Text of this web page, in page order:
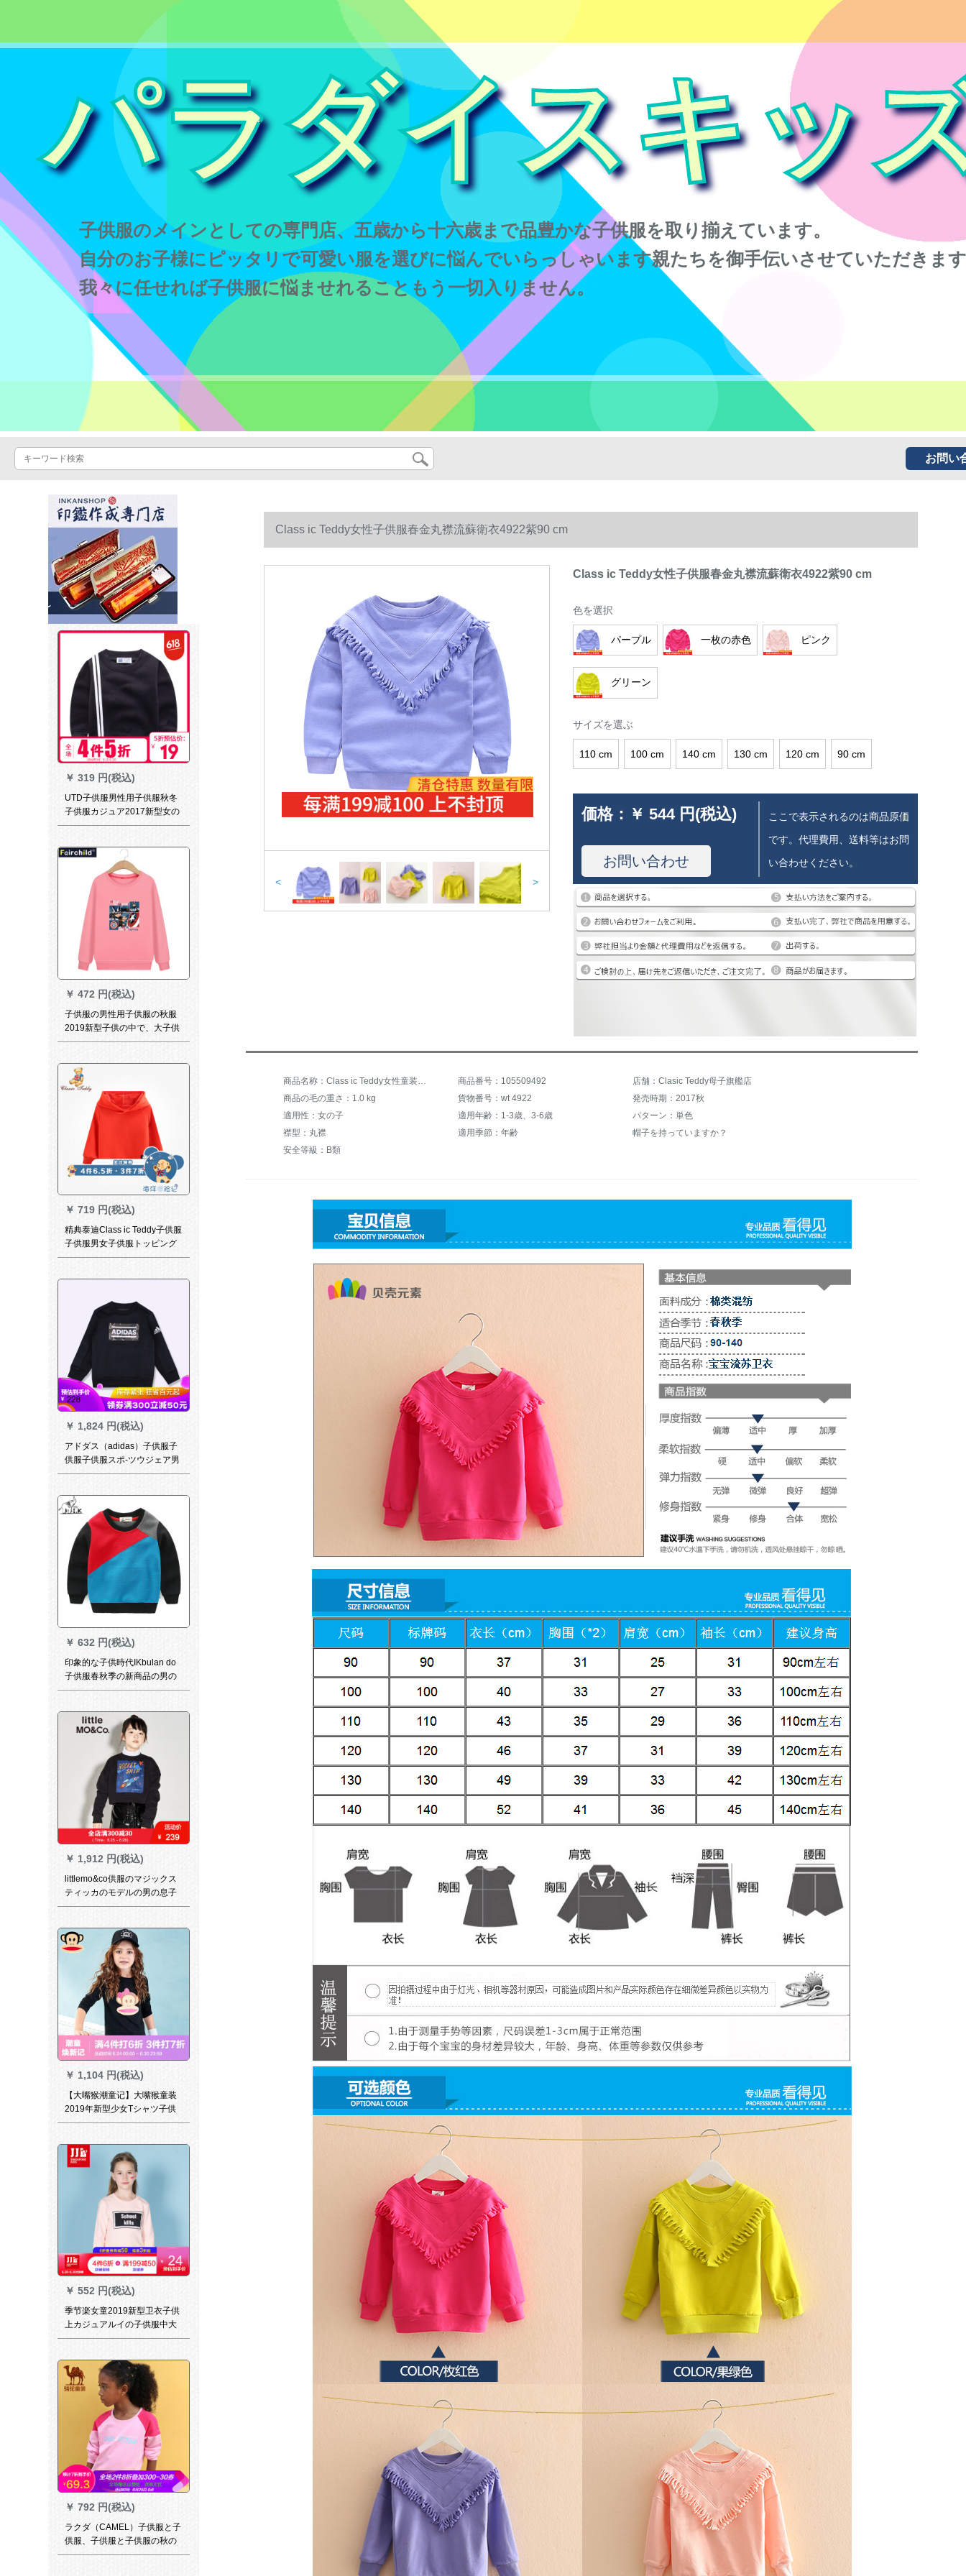
パラダイスキッ
子供服のメインとしての専門店、五歳から十六歳まで品豊かな子供服を取り揃えています。
自分のお子様にピッタリで可愛い服を選びに悩んでいらっしゃいます親たちを御手伝いさせていただきま
我々に任せれば子供服に悩ませれることもう一切入りません。
お問い
￥ 319 円(税込)
UTD子供服男性用子供服秋冬
子供服カジュア2017新型女の
子イージーングリルのカーー
￥ 472 円(税込)
子供服の男性用子供服の秋服
2019新型子供の中で、大子供
の子供のスポツーカーバーの
￥ 719 円(税込)
精典泰迪Class ic Teddy子供服
子供服男女子供服トッピング
子供服ストレープのアルフ
￥ 1,824 円(税込)
アドダス（adidas）子供服子
供服子供服スポ-ツウジェア男
性の中で、大子供服トープカ
8242サイズ140は身長135グ
ルプをお勧めします。
￥ 632 円(税込)
印象的な子供時代IKbulan do
子供服春秋季の新商品の男の
子服供カジュアにベビイージ
トムスの服の色合わせは100
ヤドです。身長90 cm-98 cm
ぐぐらいをお勧めします。
￥ 1,912 円(税込)
littlemo&co供服のマジックス
ティッカのモデルの男の息子
の着付けの女の卫衣の秋W 08
￥ 1,104 円(税込)
【大嘴猴潮童记】大嘴猴童装
2019年新型少女Tシャツ子供
用ジャジャジャジャジャジャ
￥ 552 円(税込)
季节楽女童2019新型卫衣子供
上カジュアルイの子供服中大
童GQH 71128レン粉130
￥ 792 円(税込)
ラクダ（CAMEL）子供服と子
供服、子供服と子供服の秋の
子供スポ卜ツウジェアの中
Class ic Teddy女性子供服春金丸襟流蘇衛衣4922紫90 cm
< >
Class ic Teddy女性子供服春金丸襟流蘇衛衣4922紫90 cm
色を選択
パープル 一枚の赤色 ピンク
グリーン
サイズを選ぶ
110 cm 100 cm 140 cm 130 cm 120 cm 90 cm
価格： ￥ 544 円(税込)
お問い合わせ
ここで表示されるのは商品原価
です。代理費用、送料等はお問
い合わせください。
商品番号：105509492
店舗：Clasic Teddy母子旗艦店
商品の毛の重さ：1.0 kg
貨物番号：wt 4922
発売時期：2017秋
適用性：女の子
適用年齢：1-3歳、3-6歳
パターン：単色
襟型：丸襟
適用季節：年齢
帽子を持っていますか？
安全等級：B類